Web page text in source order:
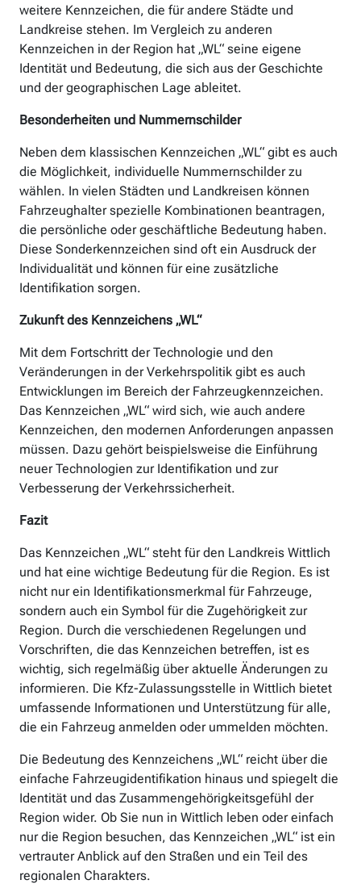
weitere Kennzeichen, die für andere Städte und
Landkreise stehen. Im Vergleich zu anderen
Kennzeichen in der Region hat „WL“ seine eigene
Identität und Bedeutung, die sich aus der Geschichte
und der geographischen Lage ableitet.
Besonderheiten und Nummernschilder
Neben dem klassischen Kennzeichen „WL“ gibt es auch
die Möglichkeit, individuelle Nummernschilder zu
wählen. In vielen Städten und Landkreisen können
Fahrzeughalter spezielle Kombinationen beantragen,
die persönliche oder geschäftliche Bedeutung haben.
Diese Sonderkennzeichen sind oft ein Ausdruck der
Individualität und können für eine zusätzliche
Identifikation sorgen.
Zukunft des Kennzeichens „WL“
Mit dem Fortschritt der Technologie und den
Veränderungen in der Verkehrspolitik gibt es auch
Entwicklungen im Bereich der Fahrzeugkennzeichen.
Das Kennzeichen „WL“ wird sich, wie auch andere
Kennzeichen, den modernen Anforderungen anpassen
müssen. Dazu gehört beispielsweise die Einführung
neuer Technologien zur Identifikation und zur
Verbesserung der Verkehrssicherheit.
Fazit
Das Kennzeichen „WL“ steht für den Landkreis Wittlich
und hat eine wichtige Bedeutung für die Region. Es ist
nicht nur ein Identifikationsmerkmal für Fahrzeuge,
sondern auch ein Symbol für die Zugehörigkeit zur
Region. Durch die verschiedenen Regelungen und
Vorschriften, die das Kennzeichen betreffen, ist es
wichtig, sich regelmäßig über aktuelle Änderungen zu
informieren. Die Kfz-Zulassungsstelle in Wittlich bietet
umfassende Informationen und Unterstützung für alle,
die ein Fahrzeug anmelden oder ummelden möchten.
Die Bedeutung des Kennzeichens „WL“ reicht über die
einfache Fahrzeugidentifikation hinaus und spiegelt die
Identität und das Zusammengehörigkeitsgefühl der
Region wider. Ob Sie nun in Wittlich leben oder einfach
nur die Region besuchen, das Kennzeichen „WL“ ist ein
vertrauter Anblick auf den Straßen und ein Teil des
regionalen Charakters.